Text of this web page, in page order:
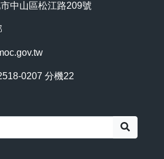
中山區松江路209號
0207 分機22